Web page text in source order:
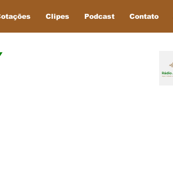
Clipes Podcast Contato